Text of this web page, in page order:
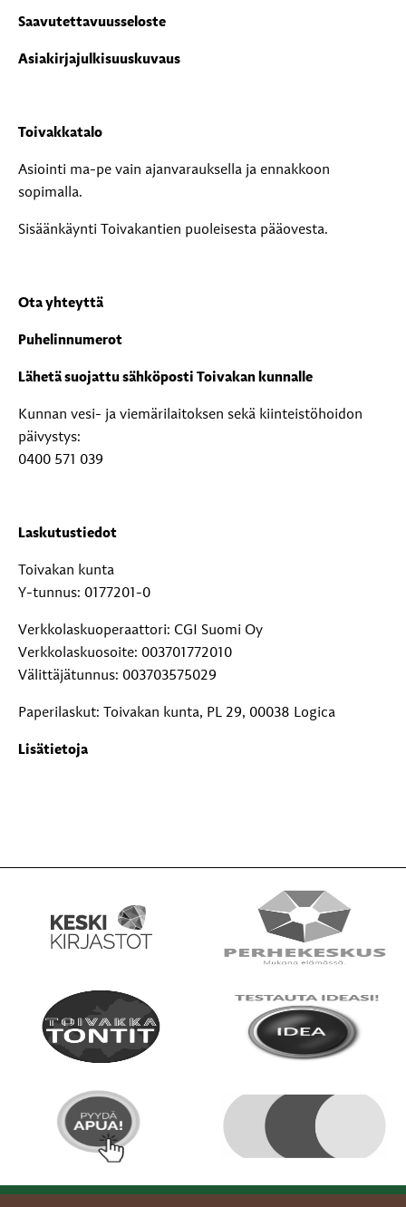
Saavutettavuusseloste
Asiakirjajulkisuuskuvaus
Toivakkatalo
Asiointi ma-pe vain ajanvarauksella ja ennakkoon
sopimalla.
Sisäänkäynti Toivakantien puoleisesta pääovesta.
Ota yhteyttä
Puhelinnumerot
Lähetä suojattu sähköposti Toivakan kunnalle
Kunnan vesi- ja viemärilaitoksen sekä kiinteistöhoidon
päivystys:
0400 571 039
Laskutustiedot
Toivakan kunta
Y-tunnus: 0177201-0
Verkkolaskuoperaattori: CGI Suomi Oy
Verkkolaskuosoite: 003701772010
Välittäjätunnus: 003703575029
Paperilaskut: Toivakan kunta, PL 29, 00038 Logica
Lisätietoja